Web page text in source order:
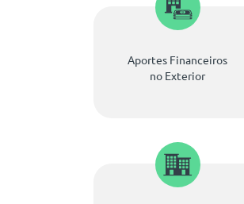
Aportes Financeiros
no Exterior